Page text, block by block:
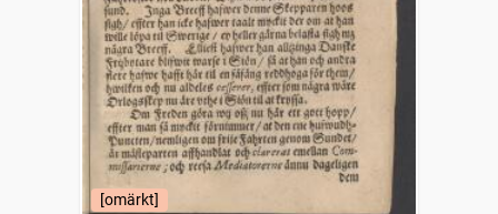
[omärkt]